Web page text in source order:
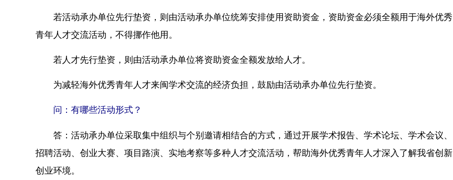
若活动承办单位先行垫资，则由活动承办单位统筹安排使用资助资金，资助资金必须全额用于海外优秀
青年人才交流活动，不得挪作他用。
若人才先行垫资，则由活动承办单位将资助资金全额发放给人才。
为减轻海外优秀青年人才来闽学术交流的经济负担，鼓励由活动承办单位先行垫资。
问：有哪些活动形式？
答：活动承办单位采取集中组织与个别邀请相结合的方式，通过开展学术报告、学术论坛、学术会议、
招聘活动、创业大赛、项目路演、实地考察等多种人才交流活动，帮助海外优秀青年人才深入了解我省创新
创业环境。